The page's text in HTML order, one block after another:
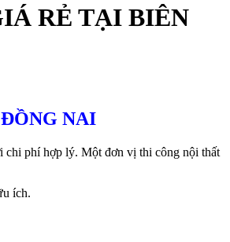
RẺ TẠI BIÊN
NAI
chi phí hợp lý. Một đơn vị thi công nội thất
ích.